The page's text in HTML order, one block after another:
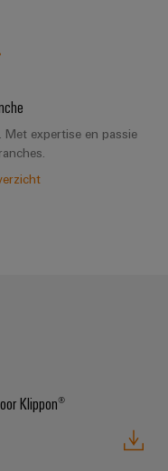
expertise en passie
Klippon®